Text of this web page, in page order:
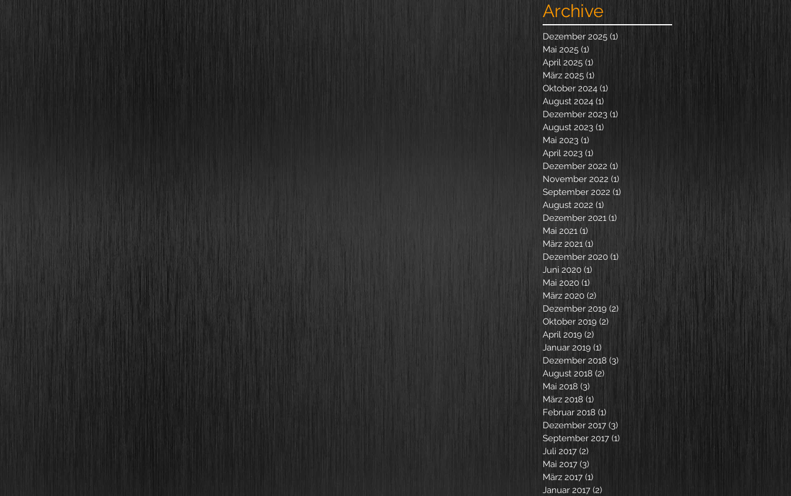
Archive
Dezember 2025 (1)
Mai 2025 (1)
April 2025 (1)
März 2025 (1)
Oktober 2024 (1)
August 2024 (1)
Dezember 2023 (1)
August 2023 (1)
Mai 2023 (1)
April 2023 (1)
Dezember 2022 (1)
November 2022 (1)
September 2022 (1)
August 2022 (1)
Dezember 2021 (1)
Mai 2021 (1)
März 2021 (1)
Dezember 2020 (1)
Juni 2020 (1)
Mai 2020 (1)
März 2020 (2)
Dezember 2019 (2)
Oktober 2019 (2)
April 2019 (2)
Januar 2019 (1)
Dezember 2018 (3)
August 2018 (2)
Mai 2018 (3)
März 2018 (1)
Februar 2018 (1)
Dezember 2017 (3)
September 2017 (1)
Juli 2017 (2)
Mai 2017 (3)
März 2017 (1)
Januar 2017 (2)